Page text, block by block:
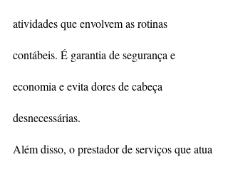
atividades que envolvem as rotinas
contábeis. É garantia de segurança e
economia e evita dores de cabeça
desnecessárias.
Além disso, o prestador de serviços que atua